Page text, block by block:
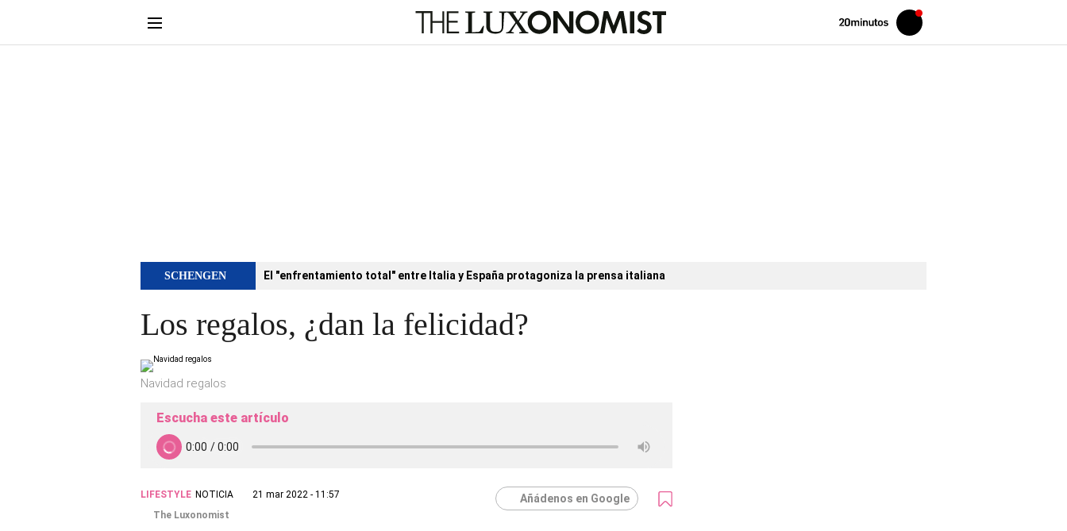
Volver
Iniciar
sesión
SCHENGEN El "enfrentamiento total" entre Italia y España protagoniza la prensa italiana
Los regalos, ¿dan la felicidad?
Navidad regalos
Escucha este artículo
LIFESTYLE NOTICIA
21 mar 2022 - 11:57
The Luxonomist
Añádenos en Google